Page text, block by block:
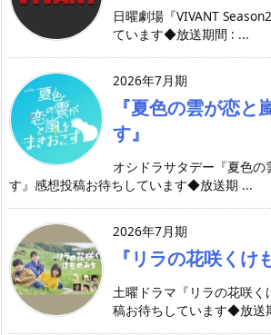
日曜劇場『VIVANT
ています◆放送期間 : ...
2026年7月期
『夏色の雲が恋と
す』
オシドラサタデー『夏色の
す』感想投稿お待ちしています◆放送期 ...
2026年7月期
『リラの花咲くけ
土曜ドラマ『リラの花咲
稿お待ちしています◆放送